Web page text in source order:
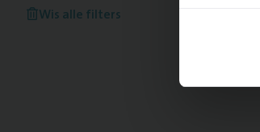
Wis alle filters